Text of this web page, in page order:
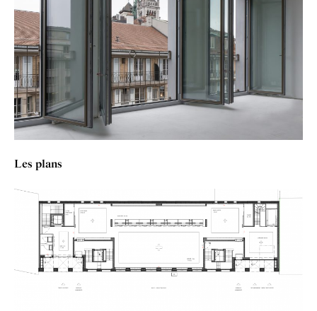
Les plans